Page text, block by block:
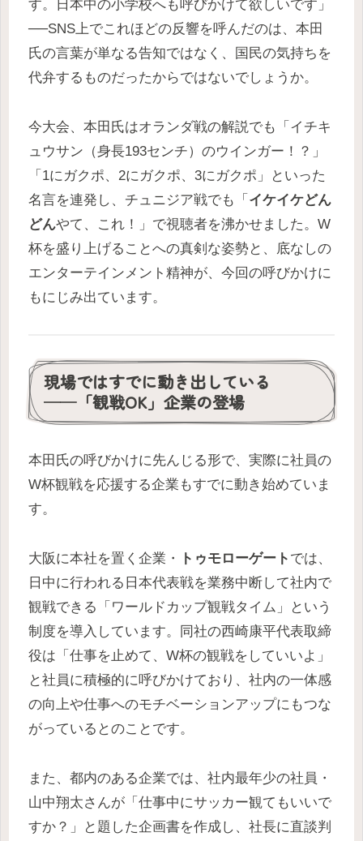
す。日本中の小学校へも呼びかけて欲しいです」
──SNS上でこれほどの反響を呼んだのは、本田
氏の言葉が単なる告知ではなく、国民の気持ちを
代弁するものだったからではないでしょうか。
今大会、本田氏はオランダ戦の解説でも「イチキ
ュウサン（身長193センチ）のウインガー！？」
「1にガクポ、2にガクポ、3にガクポ」といった
名言を連発し、チュニジア戦でも「 イケイケどん
どんやて、これ！」で視聴者を沸かせました。W
杯を盛り上げることへの真剣な姿勢と、底なしの
エンターテインメント精神が、今回の呼びかけに
もにじみ出ています。
現場ではすでに動き出している
──「観戦OK」企業の登場
本田氏の呼びかけに先んじる形で、実際に社員の
W杯観戦を応援する企業もすでに動き始めていま
す。
大阪に本社を置く企業・ トゥモローゲート では、
日中に行われる日本代表戦を業務中断して社内で
観戦できる「ワールドカップ観戦タイム」という
制度を導入しています。同社の西崎康平代表取締
役は「仕事を止めて、W杯の観戦をしていいよ」
と社員に積極的に呼びかけており、社内の一体感
の向上や仕事へのモチベーションアップにもつな
がっているとのことです。
また、都内のある企業では、社内最年少の社員・
山中翔太さんが「仕事中にサッカー観てもいいで
すか？」と題した企画書を作成し、社長に直談判